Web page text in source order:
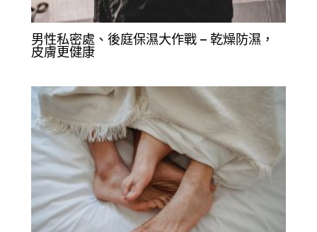
男性私密處、後庭保濕大作戰 – 乾燥防濕，
皮膚更健康